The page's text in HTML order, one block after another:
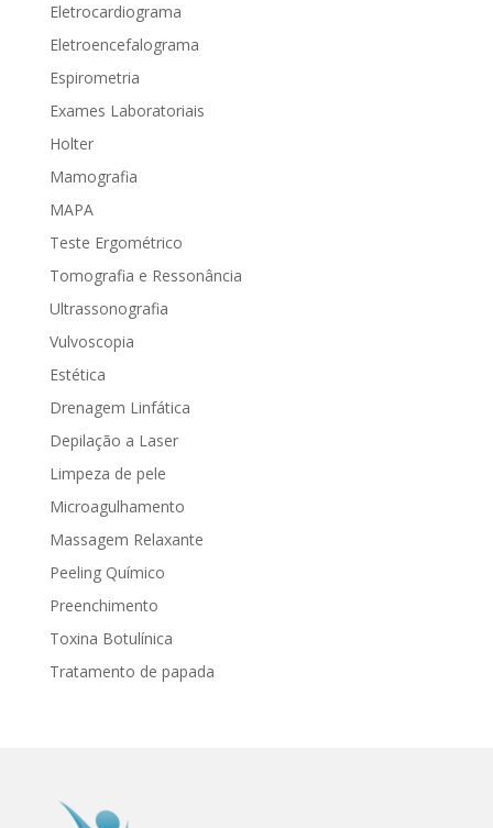
Eletrocardiograma
Eletroencefalograma
Espirometria
Exames Laboratoriais
Holter
Mamografia
MAPA
Teste Ergométrico
Tomografia e Ressonância
Ultrassonografia
Vulvoscopia
Estética
Drenagem Linfática
Depilação a Laser
Limpeza de pele
Microagulhamento
Massagem Relaxante
Peeling Químico
Preenchimento
Toxina Botulínica
Tratamento de papada